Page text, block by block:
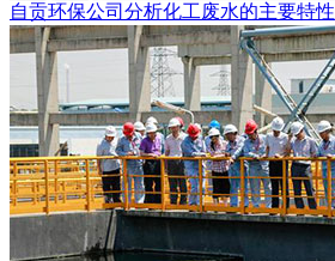
自贡环保公司分析化工废水的主要特性